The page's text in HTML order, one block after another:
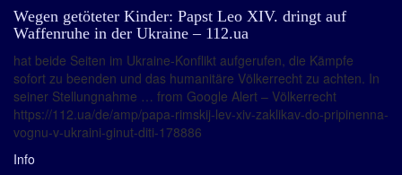
Wegen getöteter Kinder: Papst Leo XIV. dringt auf
Waffenruhe in der Ukraine – 112.ua
hat beide Seiten im Ukraine-Konflikt aufgerufen, die Kämpfe
sofort zu beenden und das humanitäre Völkerrecht zu achten. In
seiner Stellungnahme … from Google Alert – Völkerrecht
https://112.ua/de/amp/papa-rimskij-lev-xiv-zaklikav-do-pripinenna-
vognu-v-ukraini-ginut-diti-178886
Info